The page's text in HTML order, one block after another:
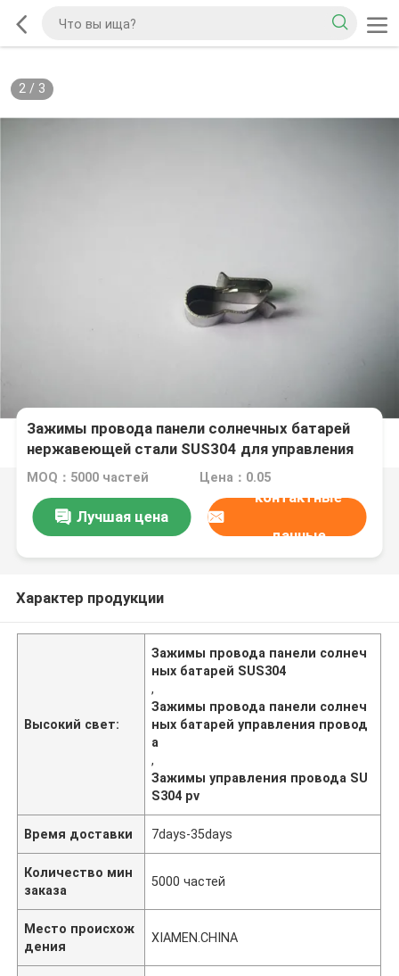
2/ 3
Зажимы провода панели солнечных батарей
нержавеющей стали SUS304 для управления
провода
MOQ：5000 частей Цена：0.05
Лучшая цена
контактные
данные
Характер продукции
Высокий свет:
Зажимы провода панели солнеч
ных батарей SUS304
,
Зажимы провода панели солнеч
ных батарей управления провод
а
,
Зажимы управления провода SU
S304 pv
Время доставки 7days-35days
Количество мин
заказа
5000 частей
Место происхож
дения
XIAMEN.CHINA